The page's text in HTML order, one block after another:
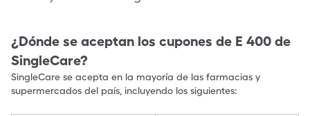
¿Dónde se aceptan los cupones de E 400 de
SingleCare?
SingleCare se acepta en la mayoría de las farmacias y
supermercados del país, incluyendo los siguientes: